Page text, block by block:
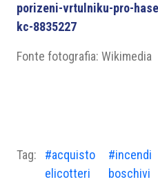
porizeni-vrtulniku-pro-
kc-8835227
Fonte fotografia: Wikimedia
Tag:
#acquisto
elicotteri
#incendi
boschivi